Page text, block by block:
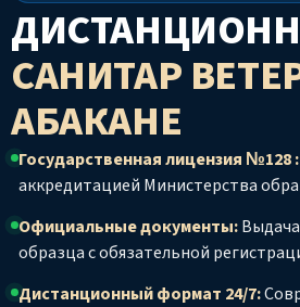
САНИТАР
АБАКАНЕ
Государственная лицензия №128 :
аккредитацией Министерства
Официальные документы:
образца с обязательной
Дистанционный формат 24/7: